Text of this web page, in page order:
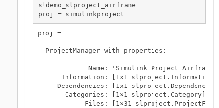
sldemo_slproject_airframe
proj = simulinkproject
proj =
  ProjectManager with properties:
Name: 'Simulink Project Airframe
      Information: [1x1 slproject.Information]
Dependencies: [1x1
       Categories: [1×1 slproject.Category]
Files: [1×31